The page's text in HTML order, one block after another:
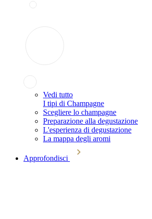
Vedi tutto
I tipi di Champagne
Scegliere lo champagne
Preparazione alla degustazione
L'esperienza di degustazione
La mappa degli aromi
Approfondisci